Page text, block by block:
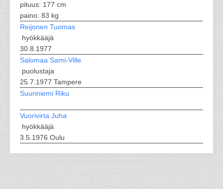
pituus: 177 cm
paino: 83 kg
Reijonen Tuomas
hyökkääjä
30.8.1977
Salomaa Sami-Ville
puolustaja
25.7.1977 Tampere
Suuriniemi Riku
Vuorivirta Juha
hyökkääjä
3.5.1976 Oulu